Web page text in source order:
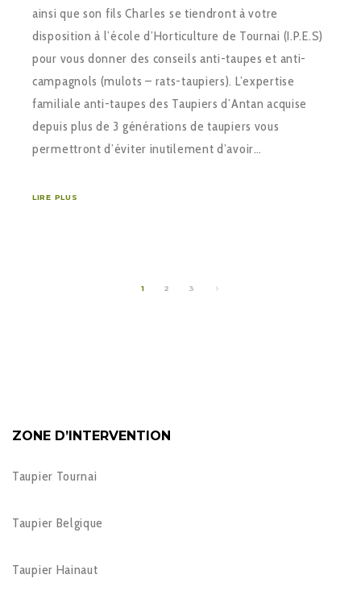
ainsi que son fils Charles se tiendront à votre
disposition à l’école d’Horticulture de Tournai (I.P.E.S)
pour vous donner des conseils anti-taupes et anti-
campagnols (mulots – rats-taupiers). L’expertise
familiale anti-taupes des Taupiers d’Antan acquise
depuis plus de 3 générations de taupiers vous
permettront d’éviter inutilement d’avoir…
LIRE PLUS
1 2 3
ZONE D’INTERVENTION
Taupier Tournai
Taupier Belgique
Taupier Hainaut